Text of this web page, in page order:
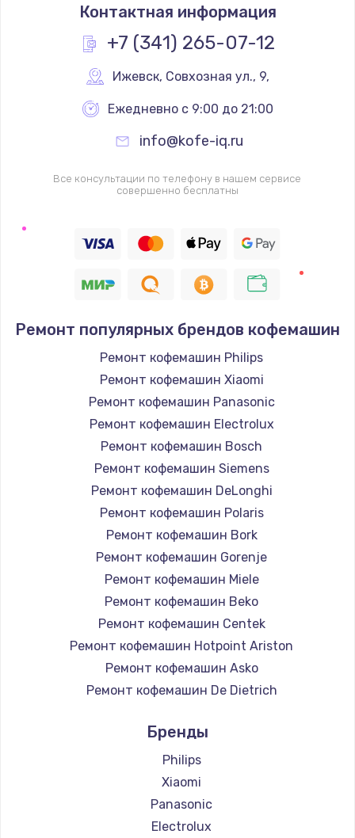
Контактная информация
+7 (341) 265-07-12
Ижевск, Совхозная ул., 9,
Ежедневно с 9:00 до 21:00
info@kofe-iq.ru
Все консультации по телефону в нашем сервисе
совершенно бесплатны
Ремонт популярных брендов кофемашин
Ремонт кофемашин Philips
Ремонт кофемашин Xiaomi
Ремонт кофемашин Panasonic
Ремонт кофемашин Electrolux
Ремонт кофемашин Bosch
Ремонт кофемашин Siemens
Ремонт кофемашин DeLonghi
Ремонт кофемашин Polaris
Ремонт кофемашин Bork
Ремонт кофемашин Gorenje
Ремонт кофемашин Miele
Ремонт кофемашин Beko
Ремонт кофемашин Centek
Ремонт кофемашин Hotpoint Ariston
Ремонт кофемашин Asko
Ремонт кофемашин De Dietrich
Ремонт кофемашин Ascaso
Ремонт кофемашин Jura
Ремонт кофемашин Olympia
Ремонт кофемашин Saeco
Ремонт кофемашин La Cimbali
Бренды
Philips
Xiaomi
Panasonic
Electrolux